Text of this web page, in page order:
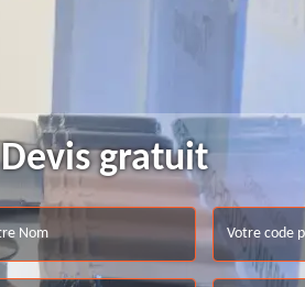
Devis gratuit